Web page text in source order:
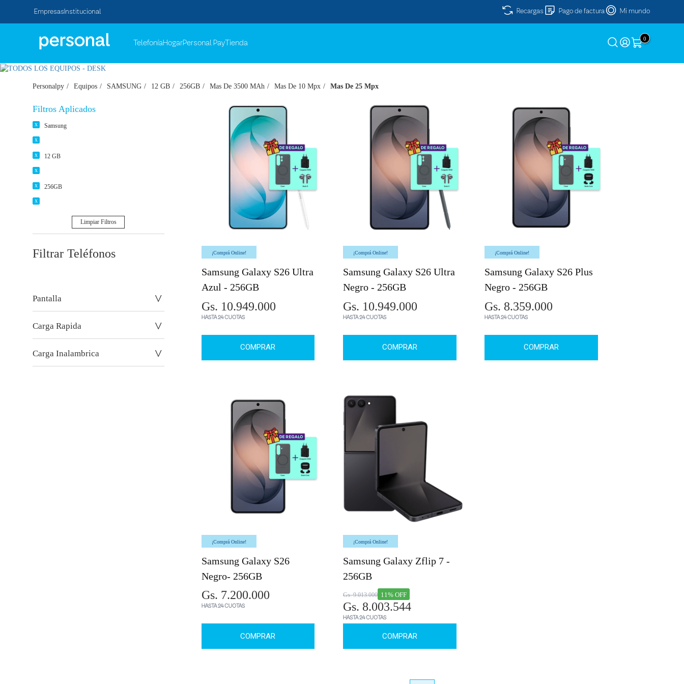
Empresas Institucional Recargas Pago de factura Mi mundo
TelefoníaHogarPersonal Pay Tienda
0
Personalpy Equipos SAMSUNG 12 GB 256GB Mas De 3500 MAh Mas De 10 Mpx Mas De 25 Mpx
Filtros Aplicados
Samsung
12 GB
256GB
Limpiar Filtros
Filtrar Teléfonos
Pantalla
Carga Rapida
Carga Inalambrica
¡Comprá Online!
Samsung Galaxy S26 Ultra
Azul - 256GB
Gs. 10.949.000
HASTA 24 CUOTAS
COMPRAR
¡Comprá Online!
Samsung Galaxy S26 Ultra
Negro - 256GB
Gs. 10.949.000
HASTA 24 CUOTAS
COMPRAR
¡Comprá Online!
Samsung Galaxy S26 Plus
Negro - 256GB
Gs. 8.359.000
HASTA 24 CUOTAS
COMPRAR
¡Comprá Online!
Samsung Galaxy S26
Negro- 256GB
Gs. 7.200.000
HASTA 24 CUOTAS
COMPRAR
¡Comprá Online!
Samsung Galaxy Zflip 7 -
256GB
11% OFF
Gs. 9.013.000
Gs. 8.003.544
HASTA 24 CUOTAS
COMPRAR